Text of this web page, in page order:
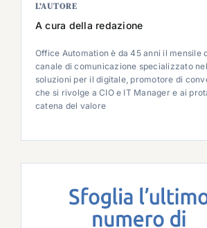
L’AUTORE
A cura della redazione
Office Automation è da 45 anni il mensile
canale di comunicazione specializzato
soluzioni per il digitale, promotore di
che si rivolge a CIO e IT Manager e ai
catena del valore